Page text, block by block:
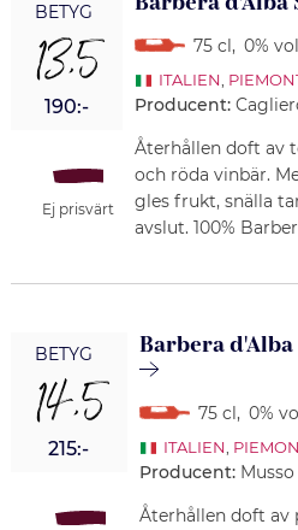
BETYG
13,5
190:-
Ej prisvärt
75 cl, 0%
ITALIEN
Producent:
Återhållen doft av
och röda vinbär.
gles frukt, snälla
avslut. 100%
BETYG
14,5
215:-
Barbera
75 cl, 0%
ITALIEN
Producent: Musso
Återhållen doft av